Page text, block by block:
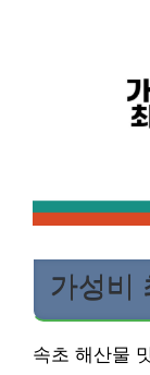
가성비
속초 해산물